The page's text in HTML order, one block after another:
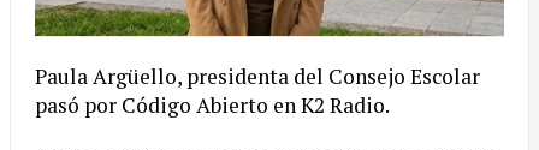
Paula Argüello, presidenta del Consejo Escolar
pasó por Código Abierto en K2 Radio.